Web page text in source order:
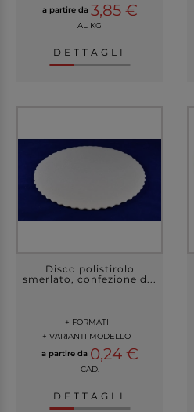
a partire da 3,85 €
AL KG
DETTAGLI
Disco polistirolo
smerlato, confezione d...
+ FORMATI
+ VARIANTI MODELLO
a partire da 0,24 €
CAD.
DETTAGLI